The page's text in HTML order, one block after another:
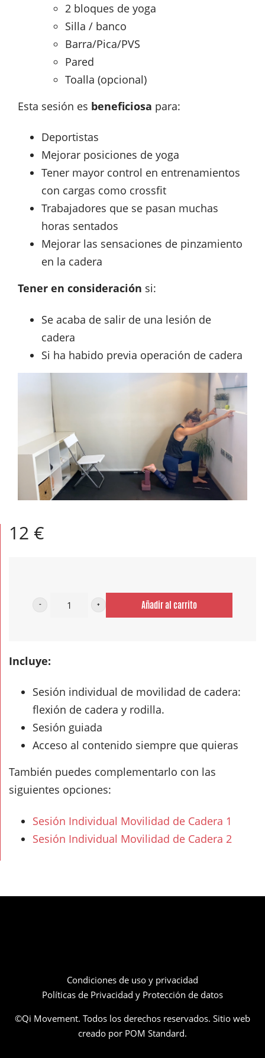
2 bloques de yoga
Silla / banco
Barra/Pica/PVS
Pared
Toalla (opcional)
Esta sesión es beneficiosa para:
Deportistas
Mejorar posiciones de yoga
Tener mayor control en entrenamientos
con cargas como crossfit
Trabajadores que se pasan muchas
horas sentados
Mejorar las sensaciones de pinzamiento
en la cadera
Tener en consideración si:
Se acaba de salir de una lesión de
cadera
Si ha habido previa operación de cadera
12 €
Sesión
3
cantidad
Añadir al carrito
Incluye:
Sesión individual de movilidad de cadera:
flexión de cadera y rodilla.
Sesión guiada
Acceso al contenido siempre que quieras
También puedes complementarlo con las
siguientes opciones:
Sesión Individual Movilidad de Cadera 1
Sesión Individual Movilidad de Cadera 2
Condiciones de uso y privacidad
Políticas de Privacidad y Protección de datos
©Qi Movement. Todos los derechos reservados. Sitio web
creado por POM Standard.